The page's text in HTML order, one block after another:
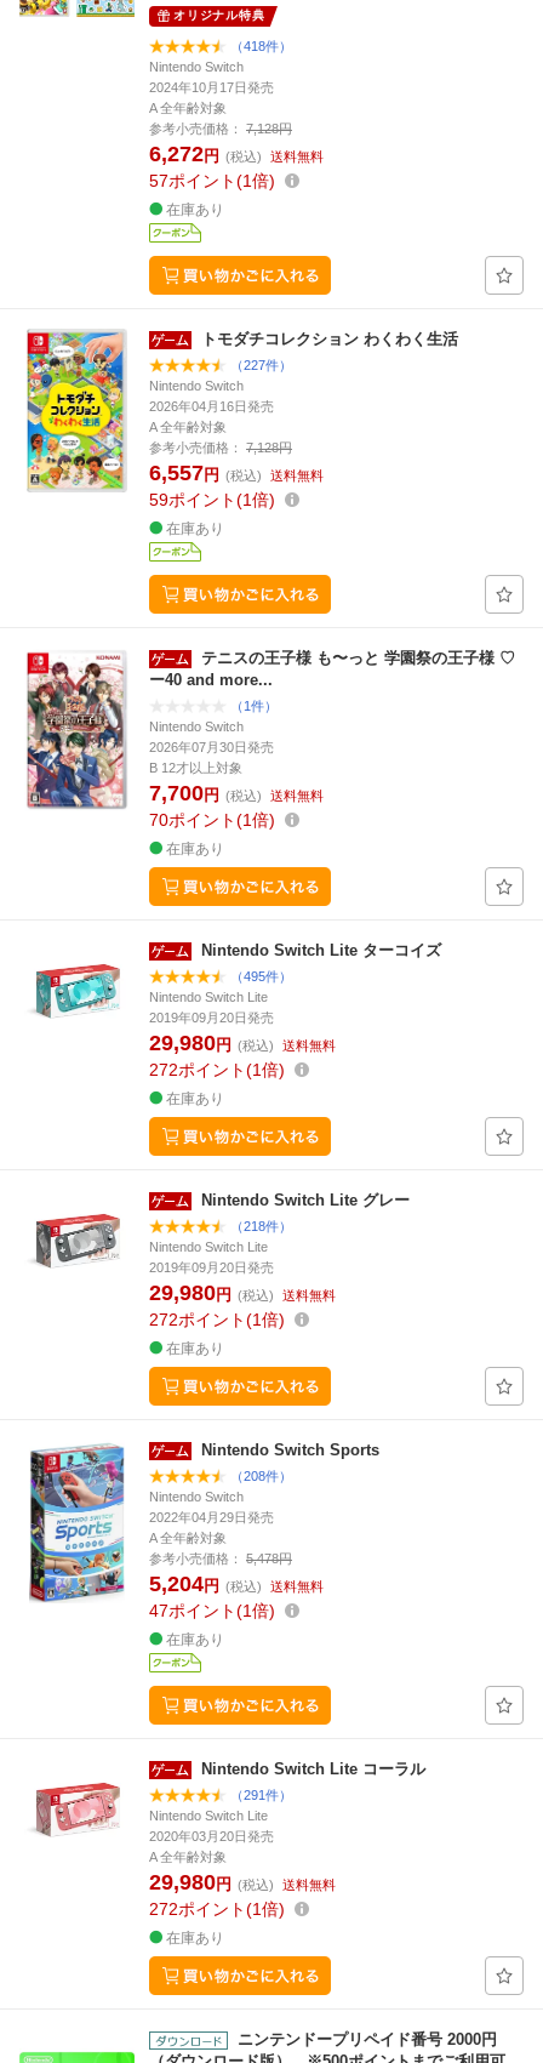
オリジナル特典
（418件）
Nintendo Switch
2024年10月17日発売
A 全年齢対象
参考小売価格：
7,128円
6,272円 (税込) 送料無料
57ポイント 1倍
在庫あり
トモダチコレクション わくわく生活
（227件）
Nintendo Switch
2026年04月16日発売
A 全年齢対象
参考小売価格：
7,128円
6,557円 (税込) 送料無料
59ポイント 1倍
在庫あり
テニスの王子様 も〜っと 学園祭の王子様 ♡
ー40 and more...
（1件）
Nintendo Switch
2026年07月30日発売
B 12才以上対象
7,700円 (税込) 送料無料
70ポイント 1倍
在庫あり
Nintendo Switch Lite ターコイズ
（495件）
Nintendo Switch Lite
2019年09月20日発売
29,980円 (税込) 送料無料
272ポイント 1倍
在庫あり
Nintendo Switch Lite グレー
（218件）
Nintendo Switch Lite
2019年09月20日発売
29,980円 (税込) 送料無料
272ポイント 1倍
在庫あり
Nintendo Switch Sports
（208件）
Nintendo Switch
2022年04月29日発売
A 全年齢対象
参考小売価格：
5,478円
5,204円 (税込) 送料無料
47ポイント 1倍
在庫あり
Nintendo Switch Lite コーラル
（291件）
Nintendo Switch Lite
2020年03月20日発売
A 全年齢対象
29,980円 (税込) 送料無料
272ポイント 1倍
在庫あり
ニンテンドープリペイド番号 2000円